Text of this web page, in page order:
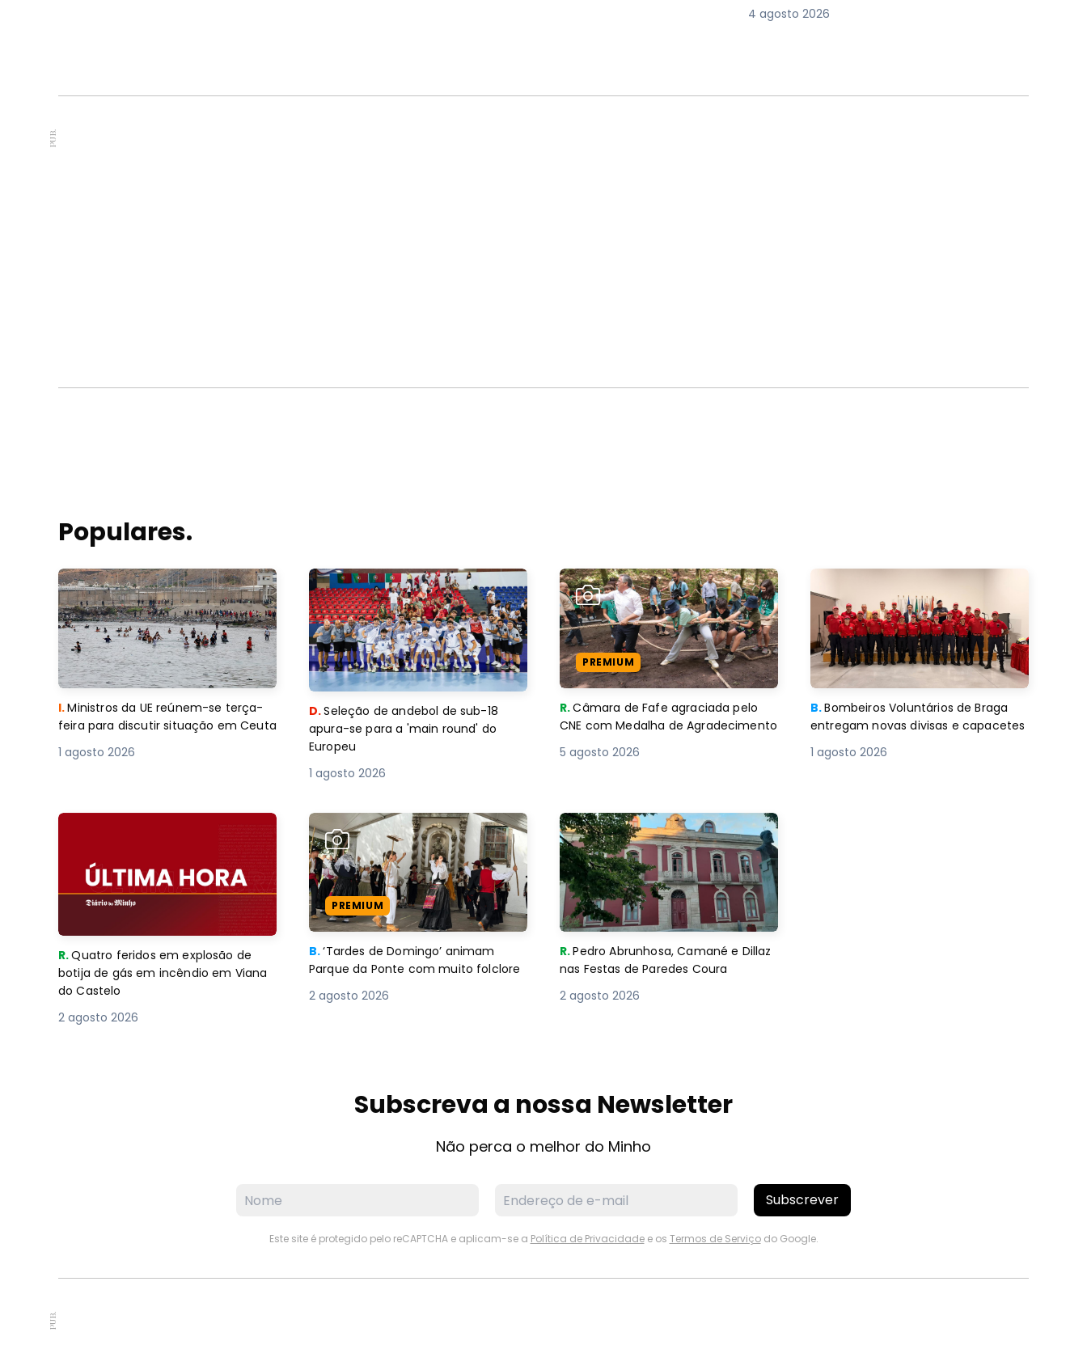
4 agosto 2026
PUB.
Populares.
I.Ministros da UE reúnem-se terça-
feira para discutir situação em Ceuta
1 agosto 2026
D.Seleção de andebol de sub-18
apura-se para a 'main round' do
Europeu
1 agosto 2026
PREMIUM
R.Câmara de Fafe agraciada pelo
CNE com Medalha de Agradecimento
5 agosto 2026
B.Bombeiros Voluntários de Braga
entregam novas divisas e capacetes
1 agosto 2026
R.Quatro feridos em explosão de
botija de gás em incêndio em Viana
do Castelo
2 agosto 2026
PREMIUM
B.‘Tardes de Domingo’ animam
Parque da Ponte com muito folclore
2 agosto 2026
R.Pedro Abrunhosa, Camané e Dillaz
nas Festas de Paredes Coura
2 agosto 2026
Subscreva a nossa Newsletter
Não perca o melhor do Minho
Subscrever
Este site é protegido pelo reCAPTCHA e aplicam-se a Política de Privacidadee os Termos de Serviçodo Google.
PUB.